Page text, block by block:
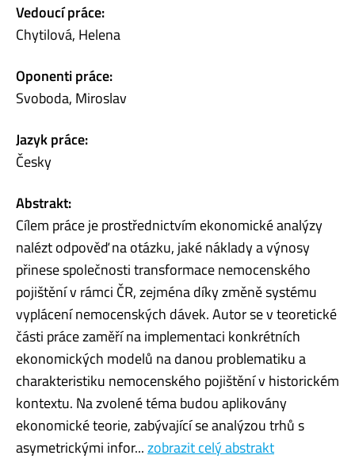
Vedoucí práce:
Chytilová, Helena
Oponenti práce:
Svoboda, Miroslav
Jazyk práce:
Česky
Abstrakt:
Cílem práce je prostřednictvím ekonomické analýzy
nalézt odpověď na otázku, jaké náklady a výnosy
přinese společnosti transformace nemocenského
pojištění v rámci ČR, zejména díky změně systému
vyplácení nemocenských dávek. Autor se v teoretické
části práce zaměří na implementaci konkrétních
ekonomických modelů na danou problematiku a
charakteristiku nemocenského pojištění v historickém
kontextu. Na zvolené téma budou aplikovány
ekonomické teorie, zabývající se analýzou trhů s
asymetrickými infor...zobrazit celý abstrakt